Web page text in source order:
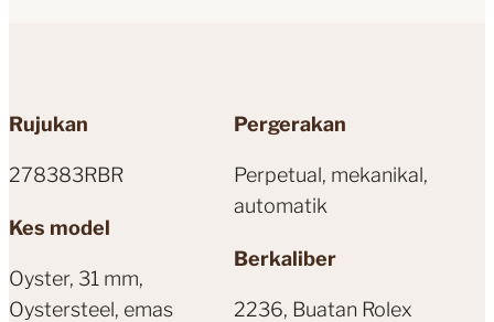
Rujukan
278383RBR
Kes model
Oyster, 31 mm,
Oystersteel, emas
Pergerakan
Perpetual, mekanikal,
automatik
Berkaliber
2236, Buatan Rolex